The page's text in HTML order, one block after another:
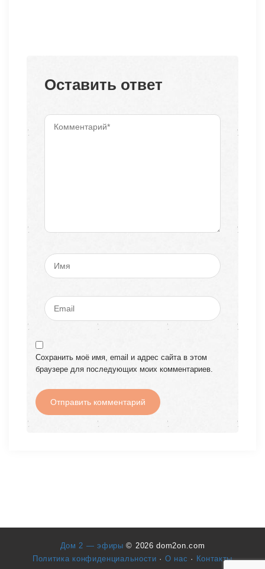
Оставить ответ
Сохранить моё имя, email и адрес сайта в этом
браузере для последующих моих комментариев.
Дом 2 — эфиры© 2026 dom2on.com
Политика конфиденциальности · О нас · Контакты